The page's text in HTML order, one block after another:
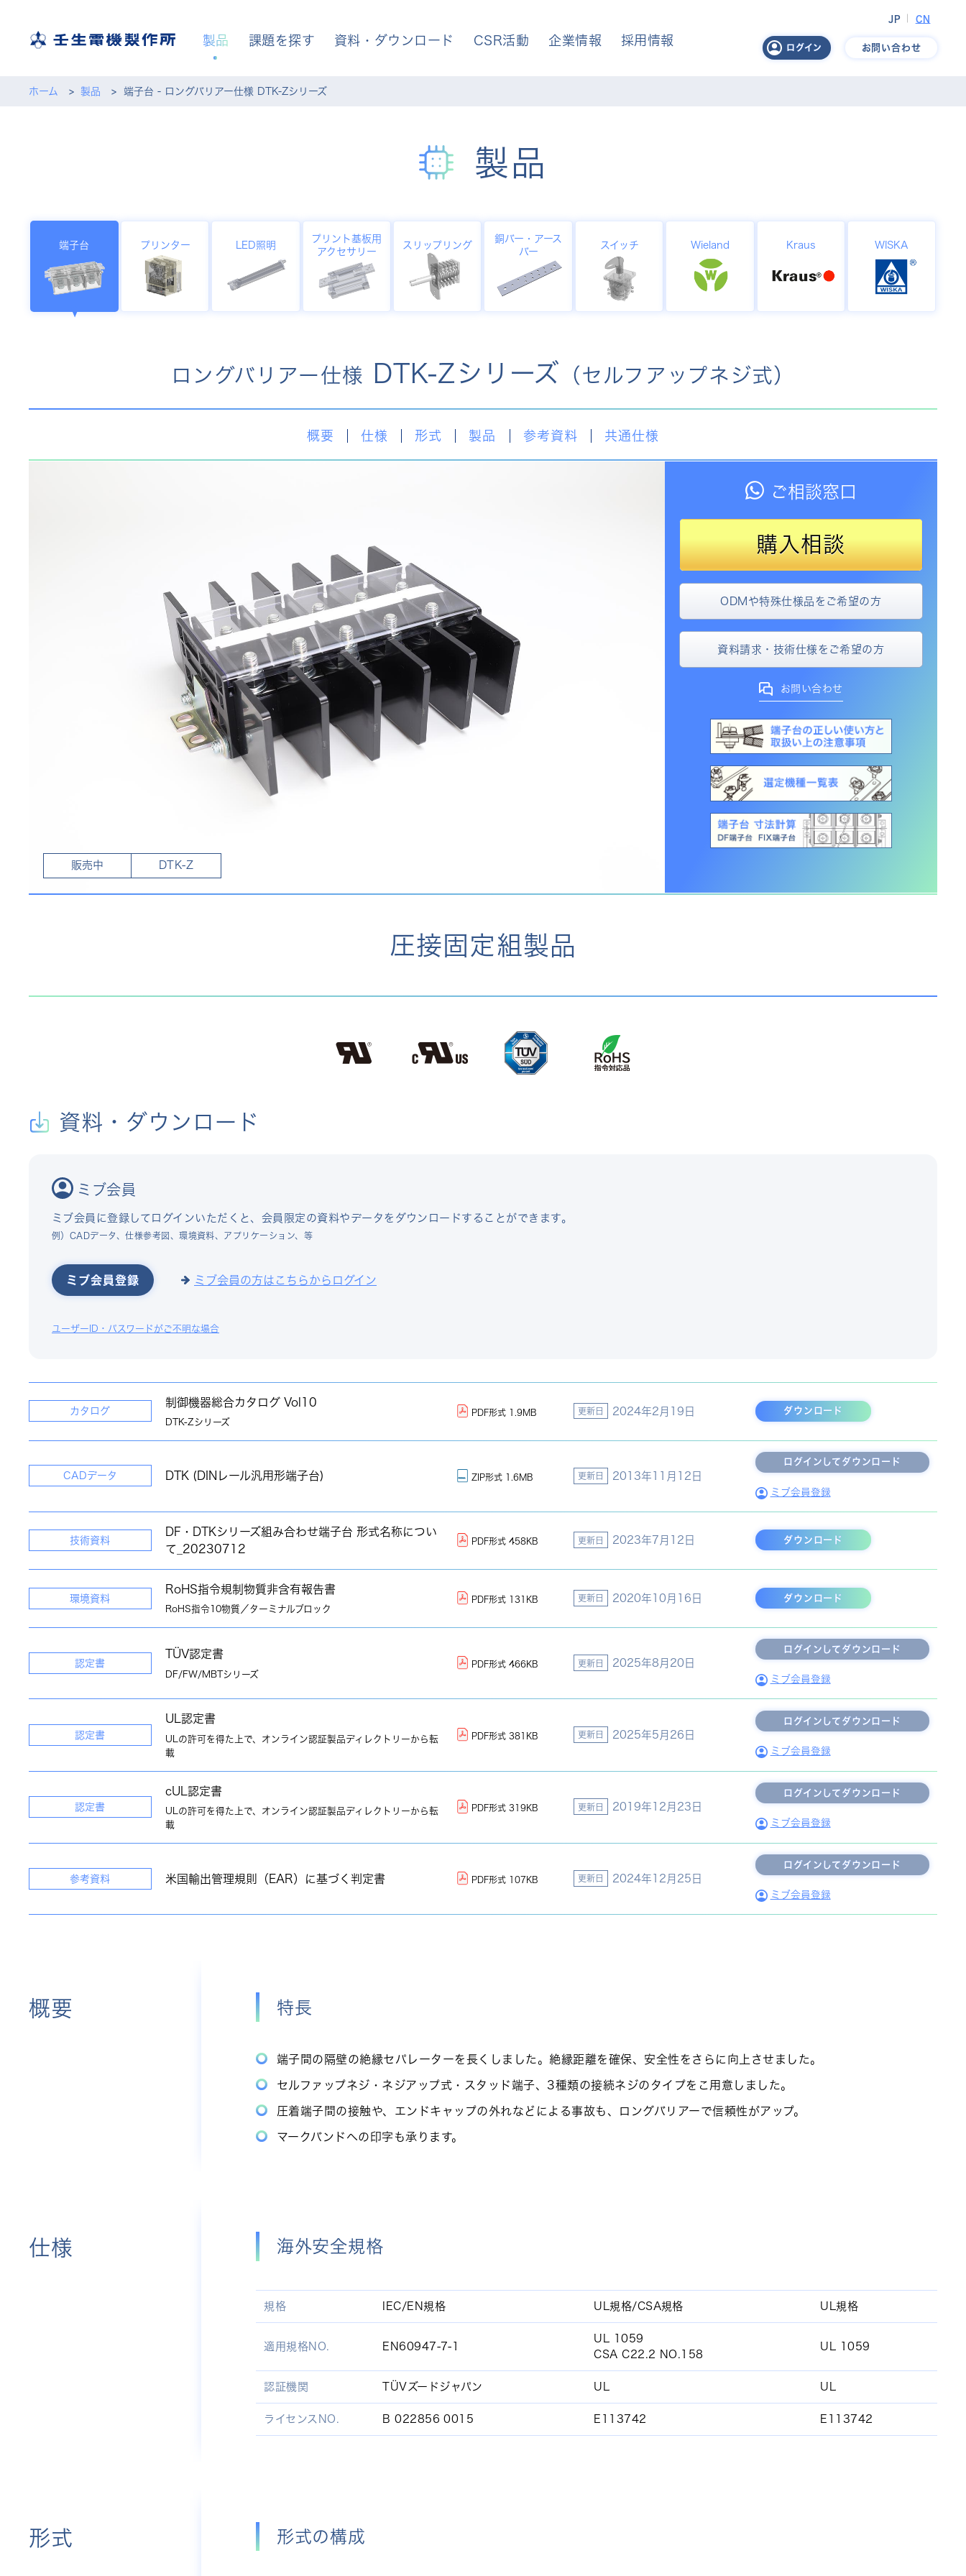
製品 課題を探す 資料・ダウンロード CSR活動 企業情報 採用情報
ログイン
JP CN
お問い合わせ
ホーム 製品 端子台 - ロングバリアー仕様 DTK-Zシリーズ
製品
端子台 プリンター LED照明
プリント基板用
アクセサリー
スリップリング
銅バー・アース
バー
スイッチ Wieland Kraus WISKA
ロングバリアー仕様 DTK-Zシリーズ （セルフアップネジ式）
概要 仕様 形式 製品 参考資料 共通仕様
販売中 DTK-Z
ご相談窓口
購入相談
ODMや特殊仕様品をご希望の方
資料請求・技術仕様をご希望の方
お問い合わせ
圧接固定組製品
資料・ダウンロード
ミブ会員
ミブ会員に登録してログインいただくと、会員限定の資料やデータをダウンロードすることができます。
例）CADデータ、仕様参考図、環境資料、アプリケーション、等
ミブ会員登録 ミブ会員の方はこちらからログイン
ユーザーID・パスワードがご不明な場合
カタログ
制御機器総合カタログ Vol10
DTK-Zシリーズ
PDF形式 1.9MB 更新日 2024年2月19日 ダウンロード
CADデータ DTK (DINレール汎用形端子台) ZIP形式 1.6MB 更新日 2013年11月12日
ミブ会員登録
技術資料
DF・DTKシリーズ組み合わせ端子台 形式名称につい
て_20230712
PDF形式 458KB 更新日 2023年7月12日 ダウンロード
環境資料
RoHS指令規制物質非含有報告書
RoHS指令10物質／ターミナルブロック
PDF形式 131KB 更新日 2020年10月16日 ダウンロード
認定書
TÜV認定書
DF/FW/MBTシリーズ
PDF形式 466KB 更新日 2025年8月20日
ミブ会員登録
認定書
UL認定書
ULの許可を得た上で、オンライン認証製品ディレクトリーから転
載
PDF形式 381KB 更新日 2025年5月26日
ミブ会員登録
認定書
cUL認定書
ULの許可を得た上で、オンライン認証製品ディレクトリーから転
載
PDF形式 319KB 更新日 2019年12月23日
ミブ会員登録
参考資料 米国輸出管理規則（EAR）に基づく判定書 PDF形式 107KB 更新日 2024年12月25日
ミブ会員登録
概要 特長
端子間の隔壁の絶縁セパレーターを長くしました。絶縁距離を確保、安全性をさらに向上させました。
セルファップネジ・ネジアップ式・スタッド端子、3種類の接続ネジのタイプをこ用意しました。
圧着端子間の接触や、エンドキャップの外れなどによる事故も、ロングバリアーで信頼性がアップ。
マークバンドヘの印字も承ります。
仕様 海外安全規格
規格 IEC/EN規格 UL規格/CSA規格 UL規格
適用規格NO. EN60947-7-1
UL 1059
CSA C22.2 NO.158
UL 1059
認証機関 TÜVズードジャパン UL UL
ライセンスNO. B 022856 0015 E113742 E113742
形式 形式の構成